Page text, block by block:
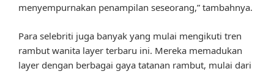
menyempurnakan penampilan seseorang,” tambahnya.
Para selebriti juga banyak yang mulai mengikuti tren
rambut wanita layer terbaru ini. Mereka memadukan
layer dengan berbagai gaya tatanan rambut, mulai dari